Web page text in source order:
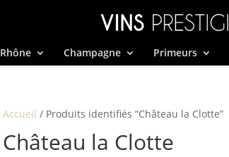
Rhône Champagne Primeurs
Accueil / Produits identifiés “Château la Clotte”
Château la Clotte